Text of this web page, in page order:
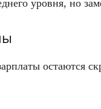
уровня, но
остаются